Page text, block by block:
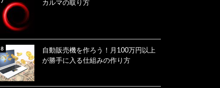
カルマの取り方
自動販売機を作ろう！月100万円以上
が勝手に入る仕組みの作り方